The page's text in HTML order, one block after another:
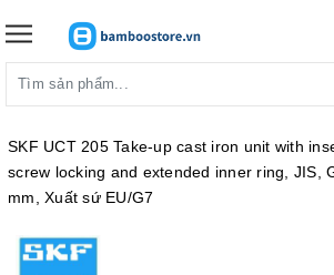
SKF UCT 205 Take-up cast iron unit with
screw locking and extended inner ring, JIS,
mm, Xuất sứ EU/G7